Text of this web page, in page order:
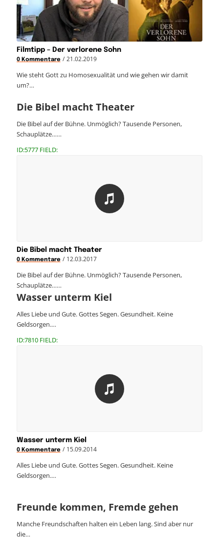
Filmtipp – Der verlorene Sohn
0 Kommentare / 21.02.2019
Wie steht Gott zu Homosexualität und wie gehen wir damit
um?…
Die Bibel macht Theater
Die Bibel auf der Bühne. Unmöglich? Tausende Personen,
Schauplätze……
ID:5777 FIELD:
Die Bibel macht Theater
0 Kommentare / 12.03.2017
Die Bibel auf der Bühne. Unmöglich? Tausende Personen,
Schauplätze……
Wasser unterm Kiel
Alles Liebe und Gute. Gottes Segen. Gesundheit. Keine
Geldsorgen.…
ID:7810 FIELD:
Wasser unterm Kiel
0 Kommentare / 15.09.2014
Alles Liebe und Gute. Gottes Segen. Gesundheit. Keine
Geldsorgen.…
Freunde kommen, Fremde gehen
Manche Freundschaften halten ein Leben lang. Sind aber nur
die…